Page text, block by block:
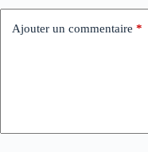
Ajouter un commentaire *
e